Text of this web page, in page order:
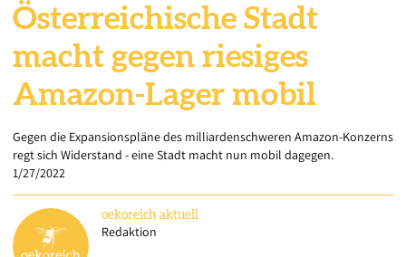
Österreichische Stadt
macht gegen riesiges
Amazon-Lager mobil
Gegen die Expansionspläne des milliardenschweren Amazon-Konzerns
regt sich Widerstand - eine Stadt macht nun mobil dagegen.
1/27/2022
oekoreich aktuell
Redaktion